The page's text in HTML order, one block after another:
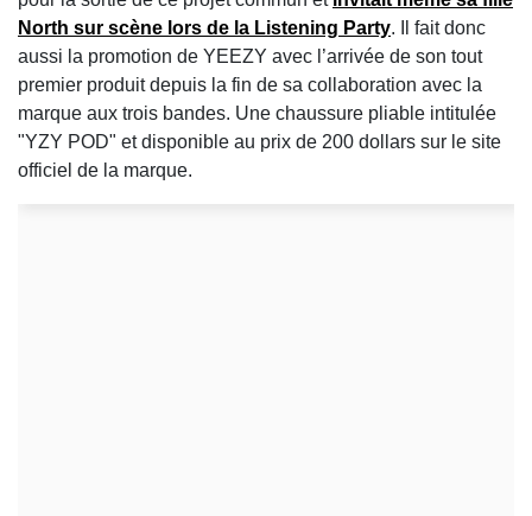
North sur scène lors de la Listening Party. Il fait donc
aussi la promotion de YEEZY avec l’arrivée de son tout
premier produit depuis la fin de sa collaboration avec la
marque aux trois bandes. Une chaussure pliable intitulée
"YZY POD" et disponible au prix de 200 dollars sur le site
officiel de la marque.